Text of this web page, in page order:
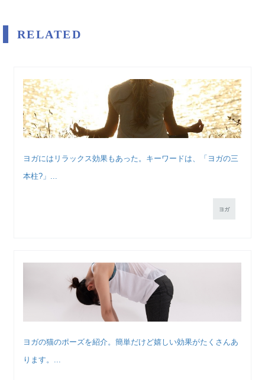
RELATED
ヨガにはリラックス効果もあった。キーワードは、「ヨガの三
本柱?」...
ヨガ
ヨガの猫のポーズを紹介。簡単だけど嬉しい効果がたくさんあ
ります。...